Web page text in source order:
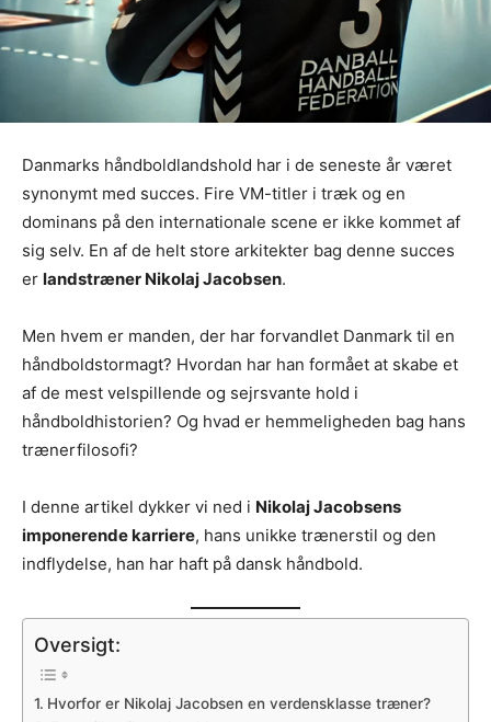
Danmarks håndboldlandshold har i de seneste år været
synonymt med succes. Fire VM-titler i træk og en
dominans på den internationale scene er ikke kommet af
sig selv. En af de helt store arkitekter bag denne succes
er landstræner Nikolaj Jacobsen.
Men hvem er manden, der har forvandlet Danmark til en
håndboldstormagt? Hvordan har han formået at skabe et
af de mest velspillende og sejrsvante hold i
håndboldhistorien? Og hvad er hemmeligheden bag hans
trænerfilosofi?
I denne artikel dykker vi ned i Nikolaj Jacobsens
imponerende karriere, hans unikke trænerstil og den
indflydelse, han har haft på dansk håndbold.
Oversigt:
Hvorfor er Nikolaj Jacobsen en verdensklasse træner?